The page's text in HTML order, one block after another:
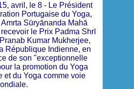
avril, le 8 - Le Président
Portugaise du Yoga,
Sūryānanda Mahā
le Prix Padma Shrī
Kumar Mukherjee,
République Indienne, en
de son "exceptionnelle
la promotion du Yoga
et du Yoga comme voie